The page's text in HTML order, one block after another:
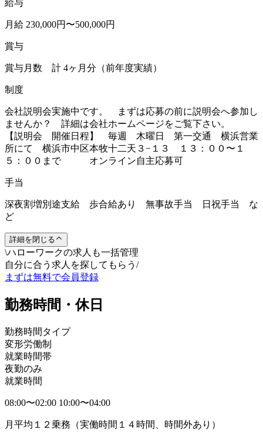
給与
月給 230,000円〜500,000円
賞与
賞与月数 計 4ヶ月分（前年度実績）
制度
会社説明会実施中です。 まずは応募の前に説明会へ参加し
ませんか？ 詳細は会社ホームページをご覧下さい。
【説明会 開催日程】 毎週 木曜日 第一交通 横浜営業
所にて 横浜市中区本牧十二天３−１３ １３：００〜１
５：００まで オンライン自主応募可
手当
深夜割増別途支給 歩合給あり 無事故手当 日祝手当 な
ど
詳細を閉じる
\ハローワークの求人も一括管理
自分に合う求人を探してもらう /
まずは無料で会員登録
勤務時間・休日
勤務時間タイプ
変形労働制
就業時間帯
夜勤のみ
就業時間
08:00〜02:00 10:00〜04:00
月平均１２乗務（実働時間１４時間、時間外あり）